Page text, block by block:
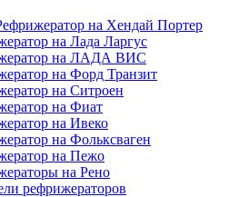
на Хендай Портер
на Лада Ларгус
на ЛАДА ВИС
на Форд Транзит
на Ситроен
на Фиат
на Ивеко
на Фольксваген
на Пежо
на Рено
рефрижераторов